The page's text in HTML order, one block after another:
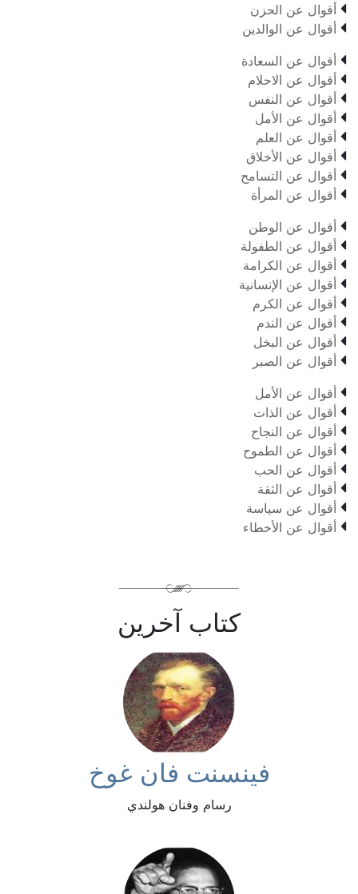
 أقوال عن الحزن
 أقوال عن الوالدين
 أقوال عن السعادة
 أقوال عن الاحلام
 أقوال عن النفس
 أقوال عن الأمل
 أقوال عن العلم
 أقوال عن الأخلاق
 أقوال عن التسامح
 أقوال عن المرأة
 أقوال عن الوطن
 أقوال عن الطفولة
 أقوال عن الكرامة
 أقوال عن الإنسانية
 أقوال عن الكرم
 أقوال عن الندم
 أقوال عن البخل
 أقوال عن الصبر
 أقوال عن الأمل
 أقوال عن الذات
 أقوال عن النجاح
 أقوال عن الطموح
 أقوال عن الحب
 أقوال عن الثقة
 أقوال عن سياسة
 أقوال عن الأخطاء
كتاب آخرين
فينسنت فان غوخ
رسام وفنان هولندي